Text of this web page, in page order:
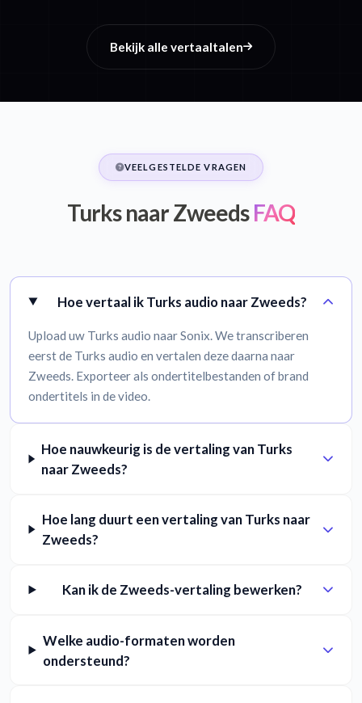
Bekijk alle vertaaltalen
VEELGESTELDE VRAGEN
Turks naar ZweedsFAQ
Hoe vertaal ik Turks audio naar Zweeds?
Upload uw Turks audio naar Sonix. We transcriberen
eerst de Turks audio en vertalen deze daarna naar
Zweeds. Exporteer als ondertitelbestanden of brand
ondertitels in de video.
Hoe nauwkeurig is de vertaling van Turks
naar Zweeds?
Hoe lang duurt een vertaling van Turks naar
Zweeds?
Kan ik de Zweeds-vertaling bewerken?
Welke audio-formaten worden
ondersteund?